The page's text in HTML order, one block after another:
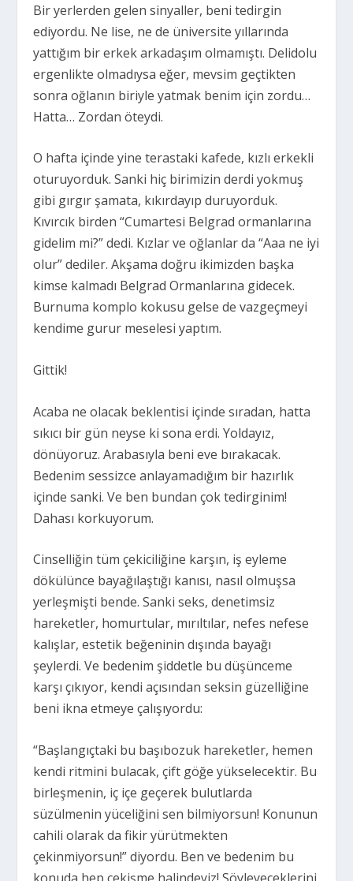
Bir yerlerden gelen sinyaller, beni tedirgin
ediyordu. Ne lise, ne de üniversite yıllarında
yattığım bir erkek arkadaşım olmamıştı. Delidolu
ergenlikte olmadıysa eğer, mevsim geçtikten
sonra oğlanın biriyle yatmak benim için zordu…
Hatta… Zordan öteydi.
O hafta içinde yine terastaki kafede, kızlı erkekli
oturuyorduk. Sanki hiç birimizin derdi yokmuş
gibi gırgır şamata, kıkırdayıp duruyorduk.
Kıvırcık birden “Cumartesi Belgrad ormanlarına
gidelim mi?” dedi. Kızlar ve oğlanlar da “Aaa ne iyi
olur” dediler. Akşama doğru ikimizden başka
kimse kalmadı Belgrad Ormanlarına gidecek.
Burnuma komplo kokusu gelse de vazgeçmeyi
kendime gurur meselesi yaptım.
Gittik!
Acaba ne olacak beklentisi içinde sıradan, hatta
sıkıcı bir gün neyse ki sona erdi. Yoldayız,
dönüyoruz. Arabasıyla beni eve bırakacak.
Bedenim sessizce anlayamadığım bir hazırlık
içinde sanki. Ve ben bundan çok tedirginim!
Dahası korkuyorum.
Cinselliğin tüm çekiciliğine karşın, iş eyleme
dökülünce bayağılaştığı kanısı, nasıl olmuşsa
yerleşmişti bende. Sanki seks, denetimsiz
hareketler, homurtular, mırıltılar, nefes nefese
kalışlar, estetik beğeninin dışında bayağı
şeylerdi. Ve bedenim şiddetle bu düşünceme
karşı çıkıyor, kendi açısından seksin güzelliğine
beni ikna etmeye çalışıyordu:
“Başlangıçtaki bu başıbozuk hareketler, hemen
kendi ritmini bulacak, çift göğe yükselecektir. Bu
birleşmenin, iç içe geçerek bulutlarda
süzülmenin yüceliğini sen bilmiyorsun! Konunun
cahili olarak da fikir yürütmekten
çekinmiyorsun!” diyordu. Ben ve bedenim bu